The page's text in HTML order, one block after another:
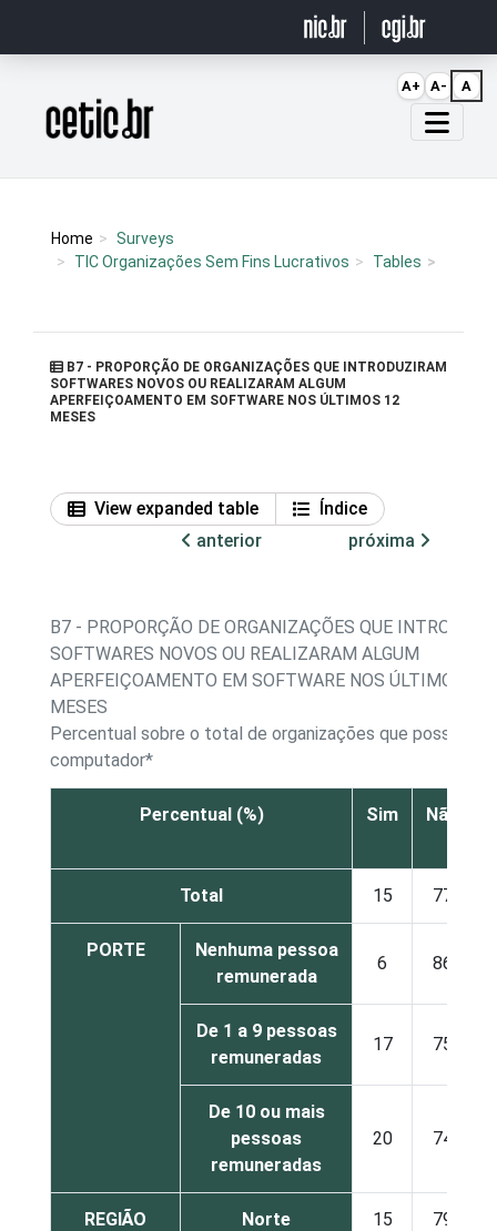
Página inicial
Home
Surveys
TIC Organizações Sem Fins Lucrativos
Tables
B7 - PROPORÇÃO DE ORGANIZAÇÕES QUE INTRODUZIRAM
SOFTWARES NOVOS OU REALIZARAM ALGUM
APERFEIÇOAMENTO EM SOFTWARE NOS ÚLTIMOS 12
MESES
View expanded table
Índice
anterior
próxima
B7 - PROPORÇÃO DE ORGANIZAÇÕES QUE
SOFTWARES NOVOS OU REALIZARAM ALGUM
APERFEIÇOAMENTO EM SOFTWARE NOS ÚLTIMOS 12
MESES
Percentual sobre o total de organizações que possuem
computador*
Percentual (%) Sim Não
Total 15 77
PORTE
Nenhuma pessoa
remunerada
6 86
De 1 a 9 pessoas
remuneradas
17 75
De 10 ou mais
pessoas
remuneradas
20 74
REGIÃO Norte 15 79
A+ A- A